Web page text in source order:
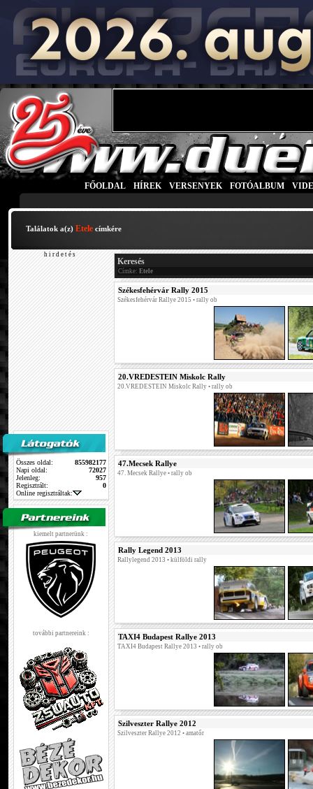
FŐOLDAL HÍREK VERSENYEK FOTÓALBUM
Találatok a(z)Etele címkére
h i r d e t é s
Összes oldal:
855982177
Napi oldal:
72027
Jelenleg:
957
Regisztrált:
0
Online regisztráltak:
kiemelt partnerünk :
további partnereink :
Keresés
Címke: Etele
Székesfehérvár Rally 2015
Székesfehérvár Rallye 2015 • rally ob
20.VREDESTEIN Miskolc Rally
20.VREDESTEIN Miskolc Rally • rally ob
47.Mecsek Rallye
47. Mecsek Rallye • rally ob
Rally Legend 2013
Rallylegend 2013 • külföldi rally
TAXI4 Budapest Rallye 2013
TAXI4 Budapest Rallye 2013 • rally ob
Szilveszter Rallye 2012
Szilveszter Rallye 2012 • amatőr